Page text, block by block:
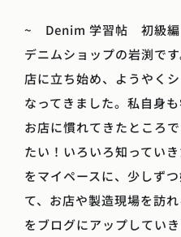
~ Denim 学習帖 初級編
デニムショップの岩渕で
店に立ち始め、ようやく
なってきました。私自身
お店に慣れてきたところ
たい！いろいろ知ってい
をマイペースに、少しず
て、お店や製造現場を訪
をブログにアップしてい